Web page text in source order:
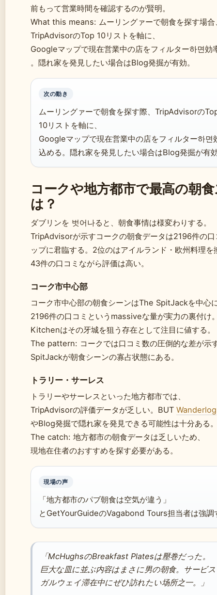
前もって営業時間を確認するのが賢明。
What this means: ムーリングァーで朝食を探す場合
TripAdvisorのTop 10リストを軸に、
Googleマップで現在営業中の店をフィルター하면効
。隠れ家を発見したい場合はBlog発掘が有効。
次の動き
ムーリングァーで朝食を探す際、TripAdvisorの
10リストを軸に、
Googleマップで現在営業中の店をフィルター하면
込める。隠れ家を発見したい場合はBlog発掘が有
コークや地方都市で最高の朝
は？
ダブリンを 벗어나ると、朝食事情は様変わりする。
TripAdvisorが示すコークの朝食データは2196件の口
ップに君臨する。2位のはアイルランド・欧州料理を
43件の口コミながら評価は高い。
コーク市中心部
コーク市中心部の朝食シーンはThe SpitJackを中心
2196件の口コミというmassiveな量が実力の裏付け
Kitchenはその牙城を狙う存在として注目に値する。
The pattern: コークでは口コミ数の圧倒的な差が示
SpitJackが朝食シーンの寡占状態にある。
トラリー・サーレス
トラリーやサーレスといった地方都市では、
TripAdvisorの評価データが乏しい。BUT Wanderlog
やBlog発掘で隠れ家を発見できる可能性は十分ある
The catch: 地方都市の朝食データは乏しいため、
現地在住者のおすすめを探す必要がある。
現場の声
「地方都市のパブ朝食は空気が違う」
とGetYourGuideのVagabond Tours担当者は強調
「McHughsのBreakfast Platesは壓巻だった。
巨大な皿に並ぶ内容はまさに男の朝食。サービ
ガルウェイ滞在中にぜひ訪れたい场所之一。」